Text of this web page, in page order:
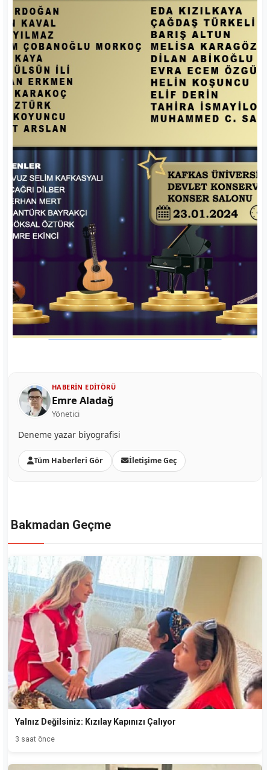
HABERIN EDITÖRÜ
Emre Aladağ
Yönetici
Deneme yazar biyografisi
Tüm Haberleri Gör İletişime Geç
Bakmadan Geçme
Yalnız Değilsiniz: Kızılay Kapınızı Çalıyor
3 saat önce